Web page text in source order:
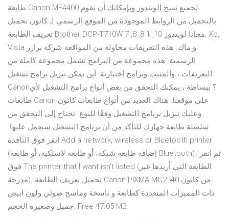
طابعة Canon MF4400 لجميع نسخ الويندوز وبإمكانك أن تقوم
بالتحميل من الروابط الموجودة من الموقع الرسمي لـ كانون تحميل
تعريف الطابعة Brother DCP-T710W مجانا لويندوز 10, 8.1, 8, 7, Xp,
Vista و ماك. هذه التعريفات محاولة من المواقعة شركة برازر
الرسمية. هذه مجموعة من البرامج تشمل مجموعة كاملة من
التعريفات ، والمثبت وبرامج اختيارية. أين يمكن تنزيل برامج تشغيل
Canon؟ ببساطة ، يمكنك التحقق من بعض أنواع برامج التشغيل لأي
طابعات Canon على موقعنا. هناك العديد من أنواع طابعات كانون
وعليك تنزيل برنامج التشغيل وفقًا للنوع. تحتاج إلى التحقق من
سلسلة طابعة جهازك للتأكد من أن برنامج التشغيل سيعمل عليها.
انقر فوق النافذة Add a network, wireless or Bluetooth printer
(إضافة طابعة شبكة، أو طابعة لاسلكية، أو طابعة Bluetooth)، ثم انقر
فوق The printer that I want isn't listed (الطابعة التي أريدها غير
مدرجة). تحميل تعريف الطابعة Canon PIXMA MG2540 من كانون
ذات المميزات المتعددة كطابعة و ناسخة وماسح ضوئي ولون ابيض
جميل وصغيرة الحجم. Free 47.05 MB.